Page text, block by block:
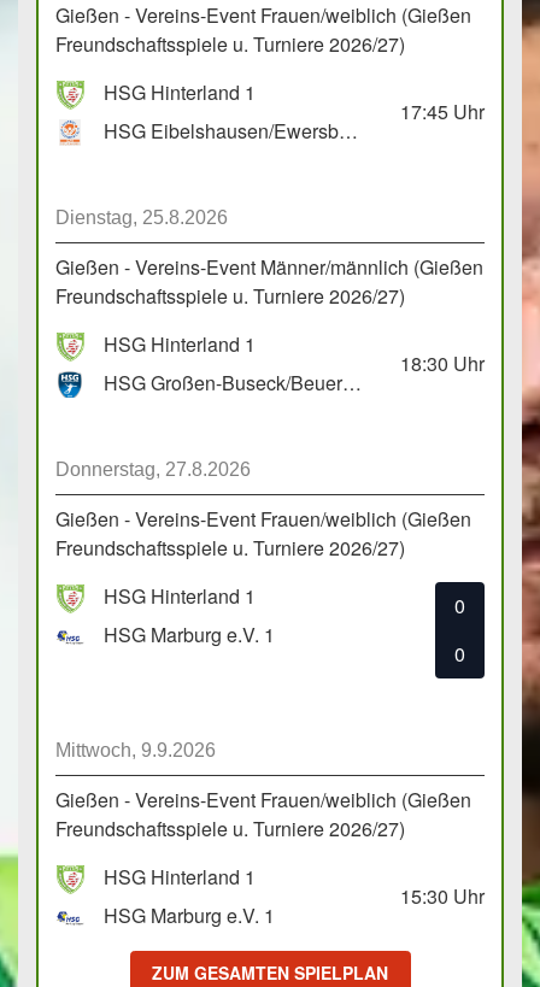
Gießen - Vereins-Event Frauen/weiblich (Gießen
Freundschaftsspiele u. Turniere 2026/27)
HSG Hinterland 1
HSG Eibelshausen/Ewersbach GbR 2
17:45 Uhr
Dienstag, 25.8.2026
Gießen - Vereins-Event Männer/männlich (Gießen
Freundschaftsspiele u. Turniere 2026/27)
HSG Hinterland 1
HSG Großen-Buseck/Beuern 1
18:30 Uhr
Donnerstag, 27.8.2026
Gießen - Vereins-Event Frauen/weiblich (Gießen
Freundschaftsspiele u. Turniere 2026/27)
HSG Hinterland 1
HSG Marburg e.V. 1
0
0
Mittwoch, 9.9.2026
Gießen - Vereins-Event Frauen/weiblich (Gießen
Freundschaftsspiele u. Turniere 2026/27)
HSG Hinterland 1
HSG Marburg e.V. 1
15:30 Uhr
ZUM GESAMTEN SPIELPLAN